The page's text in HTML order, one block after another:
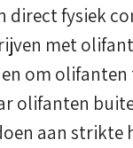
direct fysiek
met
om
olifanten
aan strikte